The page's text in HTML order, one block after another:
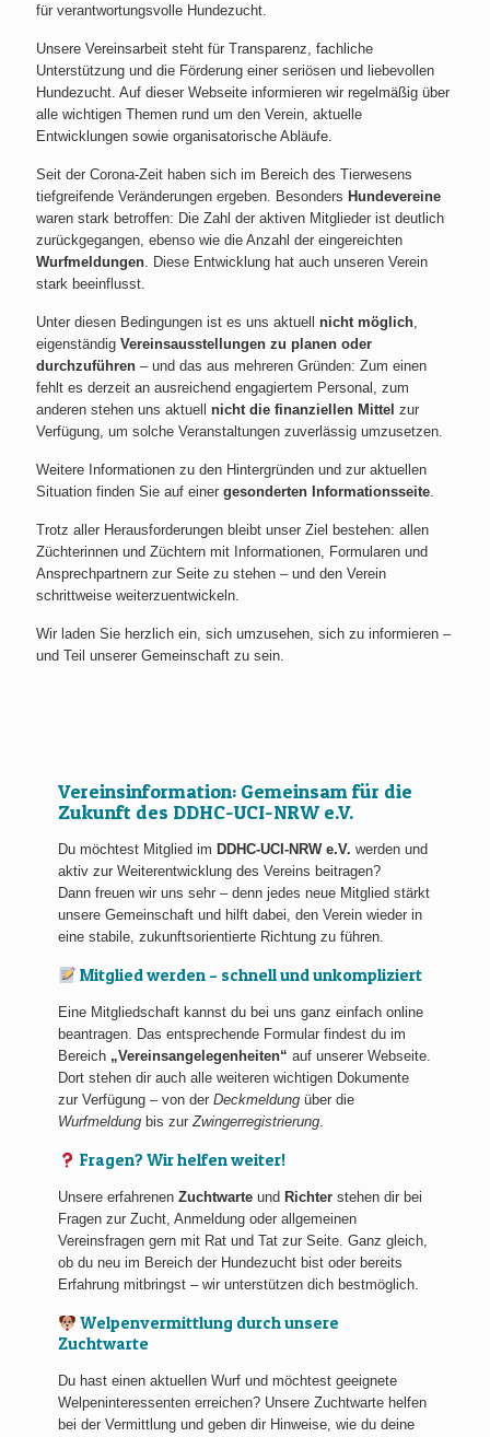
für verantwortungsvolle Hundezucht.
Unsere Vereinsarbeit steht für Transparenz, fachliche
Unterstützung und die Förderung einer seriösen und liebevollen
Hundezucht. Auf dieser Webseite informieren wir regelmäßig über
alle wichtigen Themen rund um den Verein, aktuelle
Entwicklungen sowie organisatorische Abläufe.
Seit der Corona-Zeit haben sich im Bereich des Tierwesens
tiefgreifende Veränderungen ergeben. Besonders Hundevereine
waren stark betroffen: Die Zahl der aktiven Mitglieder ist deutlich
zurückgegangen, ebenso wie die Anzahl der eingereichten
Wurfmeldungen. Diese Entwicklung hat auch unseren Verein
stark beeinflusst.
Unter diesen Bedingungen ist es uns aktuell nicht möglich,
eigenständig Vereinsausstellungen zu planen oder
durchzuführen – und das aus mehreren Gründen: Zum einen
fehlt es derzeit an ausreichend engagiertem Personal, zum
anderen stehen uns aktuell nicht die finanziellen Mittel zur
Verfügung, um solche Veranstaltungen zuverlässig umzusetzen.
Weitere Informationen zu den Hintergründen und zur aktuellen
Situation finden Sie auf einer gesonderten Informationsseite.
Trotz aller Herausforderungen bleibt unser Ziel bestehen: allen
Züchterinnen und Züchtern mit Informationen, Formularen und
Ansprechpartnern zur Seite zu stehen – und den Verein
schrittweise weiterzuentwickeln.
Wir laden Sie herzlich ein, sich umzusehen, sich zu informieren –
und Teil unserer Gemeinschaft zu sein.
Vereinsinformation: Gemeinsam für die
Zukunft des DDHC-UCI-NRW e.V.
Du möchtest Mitglied im DDHC-UCI-NRW e.V. werden und
aktiv zur Weiterentwicklung des Vereins beitragen?
Dann freuen wir uns sehr – denn jedes neue Mitglied stärkt
unsere Gemeinschaft und hilft dabei, den Verein wieder in
eine stabile, zukunftsorientierte Richtung zu führen.
Mitglied werden – schnell und unkompliziert
Eine Mitgliedschaft kannst du bei uns ganz einfach online
beantragen. Das entsprechende Formular findest du im
Bereich „Vereinsangelegenheiten“ auf unserer Webseite.
Dort stehen dir auch alle weiteren wichtigen Dokumente
zur Verfügung – von der Deckmeldung über die
Wurfmeldung bis zurZwingerregistrierung.
Fragen? Wir helfen weiter!
Unsere erfahrenen Zuchtwarte und Richter stehen dir bei
Fragen zur Zucht, Anmeldung oder allgemeinen
Vereinsfragen gern mit Rat und Tat zur Seite. Ganz gleich,
ob du neu im Bereich der Hundezucht bist oder bereits
Erfahrung mitbringst – wir unterstützen dich bestmöglich.
Welpenvermittlung durch unsere
Zuchtwarte
Du hast einen aktuellen Wurf und möchtest geeignete
Welpeninteressenten erreichen? Unsere Zuchtwarte helfen
bei der Vermittlung und geben dir Hinweise, wie du deine